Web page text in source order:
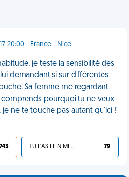
20:00 - France - Nice
je teste la sensibilité des
demandant si sur différentes
Sa femme me regardant
comprends pourquoi tu ne veux
je ne te touche pas autant qu'ici !"
743 TU L'AS BIEN MÉRITÉ 79